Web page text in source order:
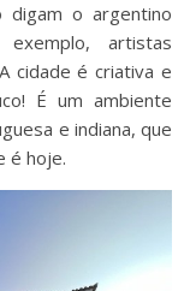
digam o argentino
artistas
cidade é criativa e
É um ambiente
e indiana, que
é hoje.